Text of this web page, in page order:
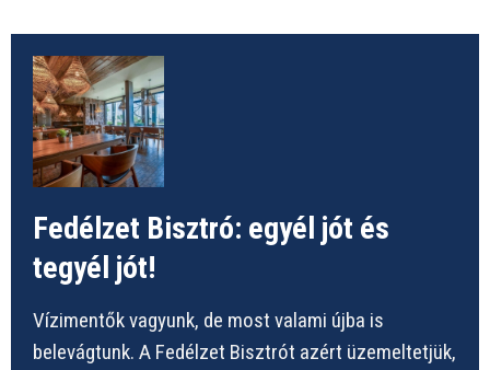
Fedélzet Bisztró: egyél jót és
tegyél jót!
Vízimentők vagyunk, de most valami újba is
belevágtunk. A Fedélzet Bisztrót azért üzemeltetjük,